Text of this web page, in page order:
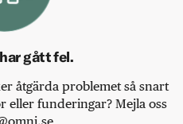
gått fel.
åtgärda problemet så snart
eller funderingar? Mejla oss